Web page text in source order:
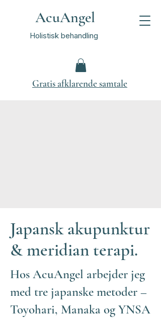
AcuAngel
Holistisk behandling
Gratis afklarende samtale
Japansk akupunktur
& meridian terapi.
Hos AcuAngel arbejder jeg
med tre japanske metoder –
Toyohari, Manaka og YNSA